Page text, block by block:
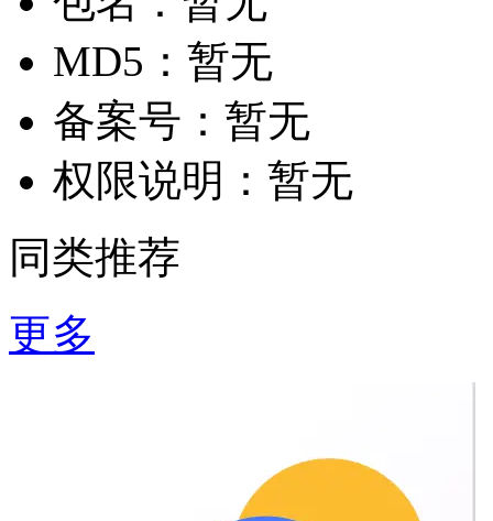
MD5： 暂无
备案号： 暂无
权限说明： 暂无
同类推荐
更多